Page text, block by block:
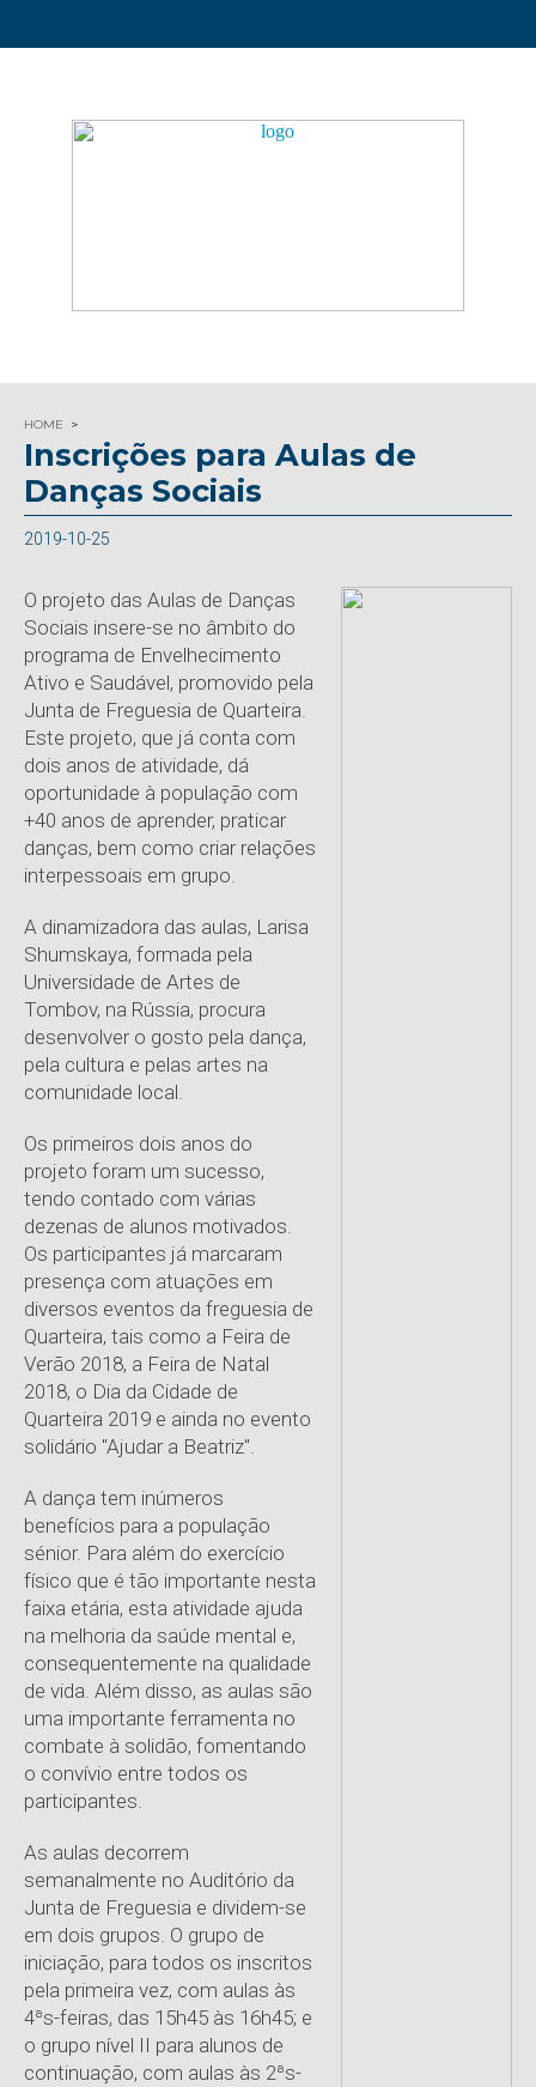
HOME
Inscrições para Aulas de
Danças Sociais
2019-10-25
O projeto das Aulas de Danças
Sociais insere-se no âmbito do
programa de Envelhecimento
Ativo e Saudável, promovido pela
Junta de Freguesia de Quarteira.
Este projeto, que já conta com
dois anos de atividade, dá
oportunidade à população com
+40 anos de aprender, praticar
danças, bem como criar relações
interpessoais em grupo.
A dinamizadora das aulas, Larisa
Shumskaya, formada pela
Universidade de Artes de
Tombov, na Rússia, procura
desenvolver o gosto pela dança,
pela cultura e pelas artes na
comunidade local.
Os primeiros dois anos do
projeto foram um sucesso,
tendo contado com várias
dezenas de alunos motivados.
Os participantes já marcaram
presença com atuações em
diversos eventos da freguesia de
Quarteira, tais como a Feira de
Verão 2018, a Feira de Natal
2018, o Dia da Cidade de
Quarteira 2019 e ainda no evento
solidário "Ajudar a Beatriz".
A dança tem inúmeros
benefícios para a população
sénior. Para além do exercício
físico que é tão importante nesta
faixa etária, esta atividade ajuda
na melhoria da saúde mental e,
consequentemente na qualidade
de vida. Além disso, as aulas são
uma importante ferramenta no
combate à solidão, fomentando
o convívio entre todos os
participantes.
As aulas decorrem
semanalmente no Auditório da
Junta de Freguesia e dividem-se
em dois grupos. O grupo de
iniciação, para todos os inscritos
pela primeira vez, com aulas às
4ªs-feiras, das 15h45 às 16h45; e
o grupo nível II para alunos de
continuação, com aulas às 2ªs-